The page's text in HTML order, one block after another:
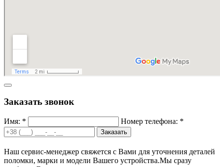
Заказать звонок
Имя: * Номер телефона: *
Заказать
Наш сервис-менеджер свяжется с Вами для уточнения деталей
поломки, марки и модели Вашего устройства.Мы сразу